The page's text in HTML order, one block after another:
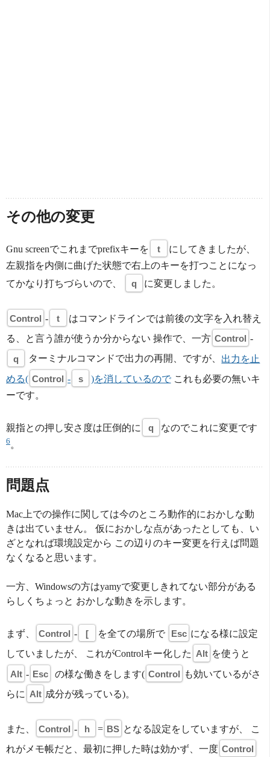
その他の変更
Gnu screenでこれまでprefixキーを t
にしてきましたが、
左親指を内側に曲げた状態で右上のキーを打つことになっ
てかなり打ちづらいので、
q に変更しました。
Control - t
はコマンドラインでは前後の文字を入れ替え
る、と言う誰が使うか分からない 操作で、一方 Control -
q
ターミナルコマンドで出力の再開、ですが、 出力を止
める( Control - s )を消しているのでこれも必要の無いキ
ーです。
親指との押し安さ度は圧倒的に q なのでこれに変更です
6 。
問題点
Mac上での操作に関しては今のところ動作的におかしな動
きは出ていません。 仮におかしな点があったとしても、い
ざとなれば環境設定から この辺りのキー変更を行えば問題
なくなると思います。
一方、Windowsの方はyamyで変更しきれてない部分がある
らしくちょっと おかしな動きを示します。
まず、 Control - [ を全ての場所で Esc になる様に設定
していましたが、 これがControlキー化した Alt を使うと
Alt - Esc の様な働きをします( Control も効いているがさ
らに Alt 成分が残っている)。
また、 Control - h = BS となる設定をしていますが、 こ
れがメモ帳だと、最初に押した時は効かず、一度 Control